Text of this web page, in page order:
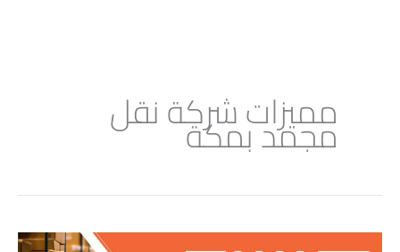
مميزات شركة نقل
مجمد بمكة